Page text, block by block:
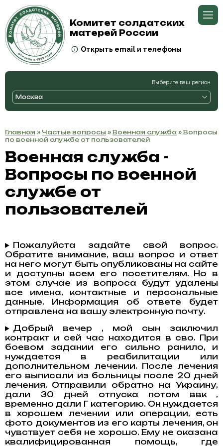
Комитет солдатских
матерей России
Открыть email и телефоны
Выберите ваш регион
Москва
Главная » Частые вопросы » Военная служба » Вопросы
по военной службе от пользователей
Военная служба -
Вопросы по военной
службе от
пользователей
Пожалуйста задайте свой вопрос.
Обратите внимание, ваш вопрос и ответ
на него могут быть опубликованы на сайте
и доступны всем его посетителям. Но в
этом случае из вопроса будут удалены
все имена, контактные и персональные
данные. Информация об ответе будет
отправлена на вашу электронную почту.
Добрый вечер , мой сын заключил
контракт и сей час находится в сво. При
боевом задании его сильно ранило, и
нуждается в реабилитации или
дополнительном лечении. После лечения
его выписали из больницы после 20 дней
лечения. Отправили обратно на Украину,
дали 30 дней отпуска потом ввк ,
временно дали Г категорию. Он нуждается
в хорошем лечении или операции, есть
фото документов из его карты лечения, он
чувствует себя не хорошо. Ему не оказана
квалифицированная помощь, где